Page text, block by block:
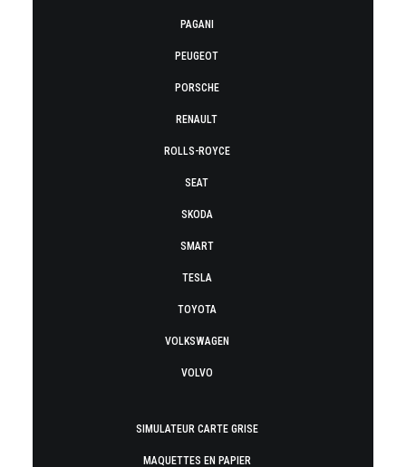
PAGANI
PEUGEOT
PORSCHE
RENAULT
ROLLS-ROYCE
SEAT
SKODA
SMART
TESLA
TOYOTA
VOLKSWAGEN
VOLVO
SIMULATEUR CARTE GRISE
MAQUETTES EN PAPIER